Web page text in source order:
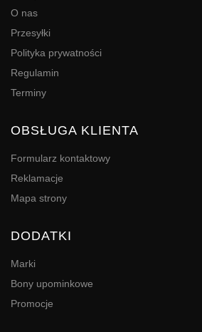
O nas
Przesyłki
Polityka prywatności
Regulamin
Terminy
OBSŁUGA KLIENTA
Formularz kontaktowy
Reklamacje
Mapa strony
DODATKI
Marki
Bony upominkowe
Promocje